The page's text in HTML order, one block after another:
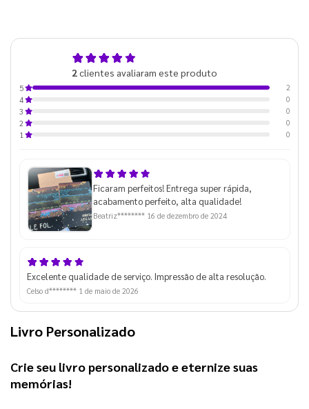
2clientes avaliaram este produto
5
2
4
0
3
0
2
0
1
0
Ficaram perfeitos! Entrega super rápida,
acabamento perfeito, alta qualidade!
Beatriz******** 16 de dezembro de 2024
Excelente qualidade de serviço. Impressão de alta resolução.
Celso d******** 1 de maio de 2026
Livro Personalizado
Crie seu livro personalizado e eternize suas
memórias!